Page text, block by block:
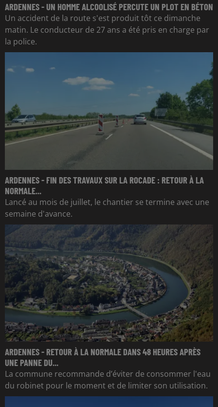
ARDENNES - UN HOMME ALCOOLISÉ PERCUTE UN PLOT EN BÉTON
Un accident de la route s'est produit tôt ce dimanche
matin. Le conducteur de 27 ans a été pris en charge par
la police.
ARDENNES - FIN DES TRAVAUX SUR LA ROCADE : RETOUR À LA
NORMALE...
Lancé au mois de juillet, le chantier se termine avec une
semaine d'avance.
ARDENNES - RETOUR À LA NORMALE DANS 48 HEURES APRÈS
UNE PANNE DU...
La commune recommande d’éviter de consommer l'eau
du robinet pour le moment et de limiter son utilisation.